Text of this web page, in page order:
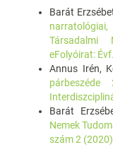
Barát
Társadalmi
eFolyóirat:
Annus Irén,
Barát
Nemek
szám 2 (2020)